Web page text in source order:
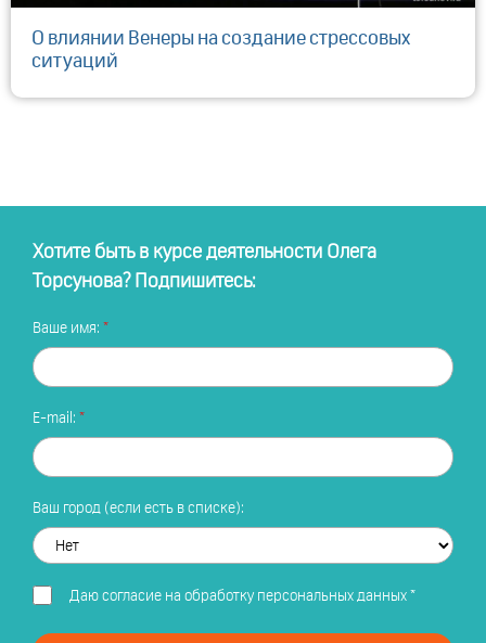
О влиянии Венеры на создание стрессовых
ситуаций
Хотите быть в курсе деятельности Олега
Торсунова? Подпишитесь:
Ваше имя:
E-mail:
Ваш город (если есть в списке):
Даю согласие на обработку персональных данных*